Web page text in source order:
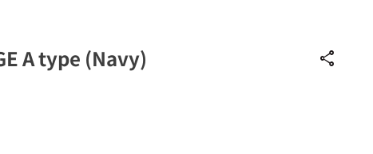
A type (Navy) share